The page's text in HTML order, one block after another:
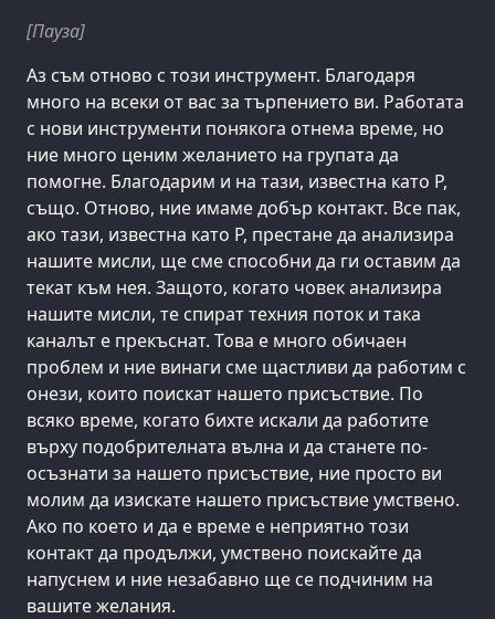
[Пауза]
Аз съм отново с този инструмент. Благодаря
много на всеки от вас за търпението ви. Работата
с нови инструменти понякога отнема време, но
ние много ценим желанието на групата да
помогне. Благодарим и на тази, известна като Р,
също. Отново, ние имаме добър контакт. Все пак,
ако тази, известна като Р, престане да анализира
нашите мисли, ще сме способни да ги оставим да
текат към нея. Защото, когато човек анализира
нашите мисли, те спират техния поток и така
каналът е прекъснат. Това е много обичаен
проблем и ние винаги сме щастливи да работим с
онези, които поискат нашето присъствие. По
всяко време, когато бихте искали да работите
върху подобрителната вълна и да станете по-
осъзнати за нашето присъствие, ние просто ви
молим да изискате нашето присъствие умствено.
Ако по което и да е време е неприятно този
контакт да продължи, умствено поискайте да
напуснем и ние незабавно ще се подчиним на
вашите желания.